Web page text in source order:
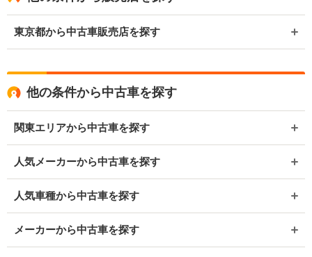
東京都から中古車販売店を探す
他の条件から中古車を探す
関東エリアから中古車を探す
人気メーカーから中古車を探す
人気車種から中古車を探す
メーカーから中古車を探す